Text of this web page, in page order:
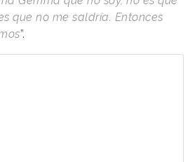
que no me saldría. Entonces
”.